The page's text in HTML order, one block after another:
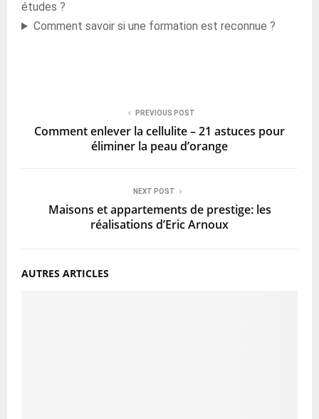
études ?
Comment savoir si une formation est reconnue ?
PREVIOUS POST
Comment enlever la cellulite – 21 astuces pour
éliminer la peau d’orange
NEXT POST
Maisons et appartements de prestige: les
réalisations d’Eric Arnoux
AUTRES ARTICLES